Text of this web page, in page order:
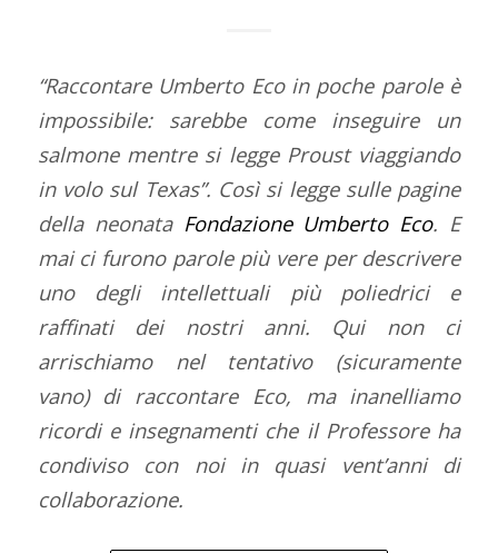
“Raccontare Umberto Eco in poche parole è
impossibile: sarebbe come inseguire un
salmone mentre si legge Proust viaggiando
in volo sul Texas”. Così si legge sulle pagine
della neonata Fondazione Umberto Eco. E
mai ci furono parole più vere per descrivere
uno degli intellettuali più poliedrici e
raffinati dei nostri anni. Qui non ci
arrischiamo nel tentativo (sicuramente
vano) di raccontare Eco, ma inanelliamo
ricordi e insegnamenti che il Professore ha
condiviso con noi in quasi vent’anni di
collaborazione.